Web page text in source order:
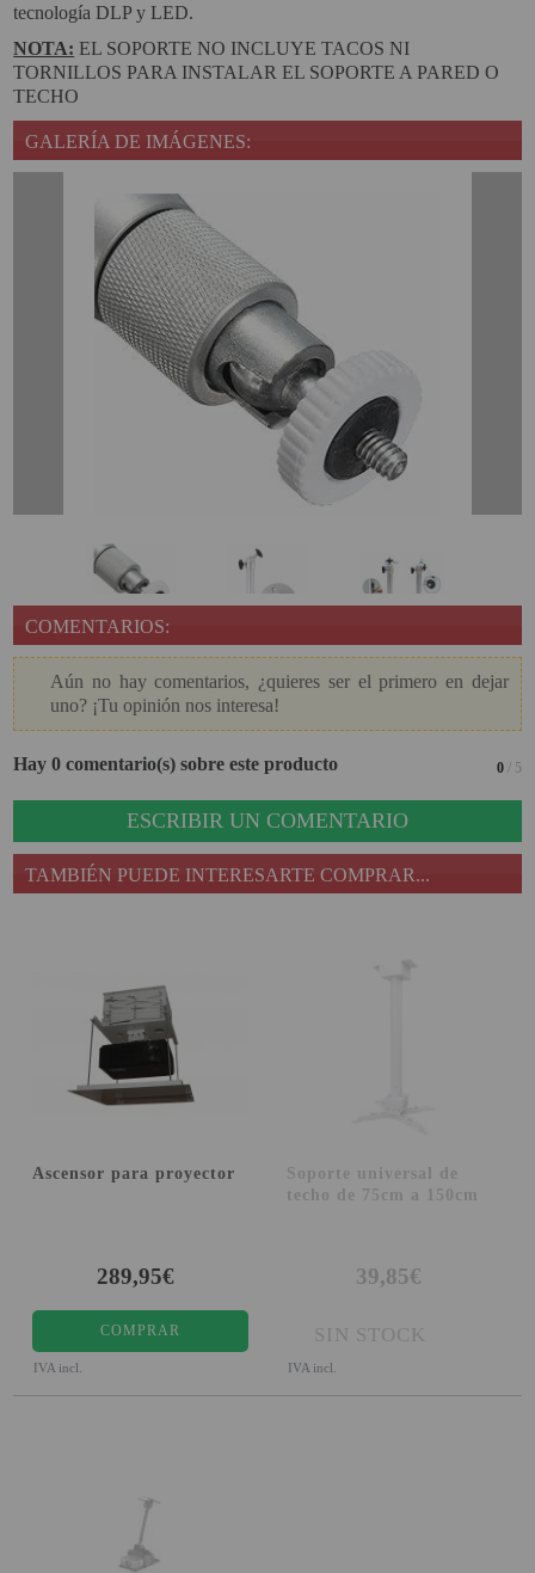
tecnología DLP y LED.
NOTA: EL SOPORTE NO INCLUYE TACOS NI
TORNILLOS PARA INSTALAR EL SOPORTE A PARED O
TECHO
GALERÍA DE IMÁGENES:
COMENTARIOS:
Aún no hay comentarios, ¿quieres ser el primero en dejar
uno? ¡Tu opinión nos interesa!
Hay 0 comentario(s) sobre este producto 0/ 5
ESCRIBIR UN COMENTARIO
TAMBIÉN PUEDE INTERESARTE COMPRAR...
Ascensor para proyector
289,95€
COMPRAR
IVA incl.
Soporte universal de
techo de 75cm a 150cm
39,85€
SIN STOCK
IVA incl.